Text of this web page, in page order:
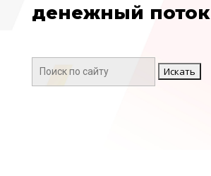
денежный поток
Поиск: